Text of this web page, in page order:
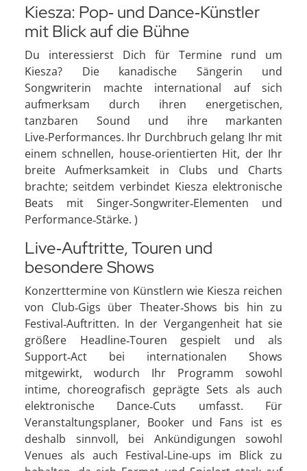
Kiesza: Pop‑ und Dance‑Künstler
mit Blick auf die Bühne
Du interessierst Dich für Termine rund um
Kiesza? Die kanadische Sängerin und
Songwriterin machte international auf sich
aufmerksam durch ihren energetischen,
tanzbaren Sound und ihre markanten
Live‑Performances. Ihr Durchbruch gelang Ihr mit
einem schnellen, house‑orientierten Hit, der Ihr
breite Aufmerksamkeit in Clubs und Charts
brachte; seitdem verbindet Kiesza elektronische
Beats mit Singer‑Songwriter‑Elementen und
Performance‑Stärke. )
Live‑Auftritte, Touren und
besondere Shows
Konzerttermine von Künstlern wie Kiesza reichen
von Club‑Gigs über Theater‑Shows bis hin zu
Festival‑Auftritten. In der Vergangenheit hat sie
größere Headline‑Touren gespielt und als
Support‑Act bei internationalen Shows
mitgewirkt, wodurch Ihr Programm sowohl
intime, choreografisch geprägte Sets als auch
elektronische Dance‑Cuts umfasst. Für
Veranstaltungsplaner, Booker und Fans ist es
deshalb sinnvoll, bei Ankündigungen sowohl
Venues als auch Festival‑Line‑ups im Blick zu